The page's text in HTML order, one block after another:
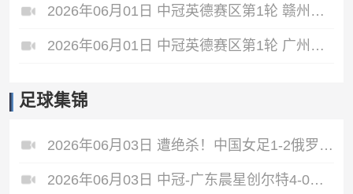
2026年06月01日 中冠英德赛区第1轮 赣州红星 VS 盐城东台安贝斯 全场录像
2026年06月01日 中冠英德赛区第1轮 广州黄埔志诚 VS 广东晨星创尔特 全场录像
足球集锦
2026年06月03日 遭绝杀！中国女足1-2俄罗斯女足 王霜世界波难救主对手86分钟破门
2026年06月03日 中冠-广东晨星创尔特4-0赣州红星 罗凯梅开二度